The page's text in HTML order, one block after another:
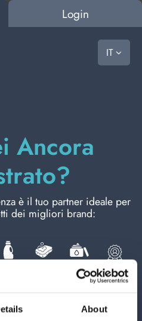
About
SENZA
ti presenterà le migliori offerte
Login
IT
Ancora
è il tuo partner ideale per
dei migliori brand:
CURA PERSONA
ALTA